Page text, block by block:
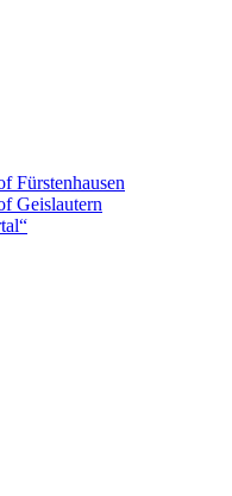
Fürstenhausen
Geislautern